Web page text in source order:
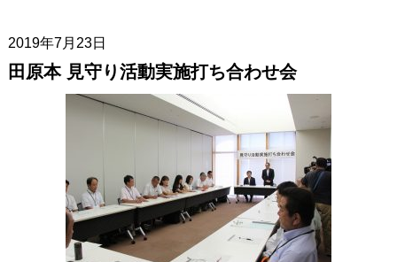
2019年7月23日
田原本 見守り活動実施打ち合わせ会